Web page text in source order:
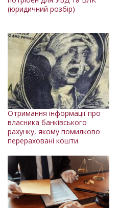
(юридичний розбір)
Отримання інформації про
власника банківського
рахунку, якому помилково
перераховані кошти